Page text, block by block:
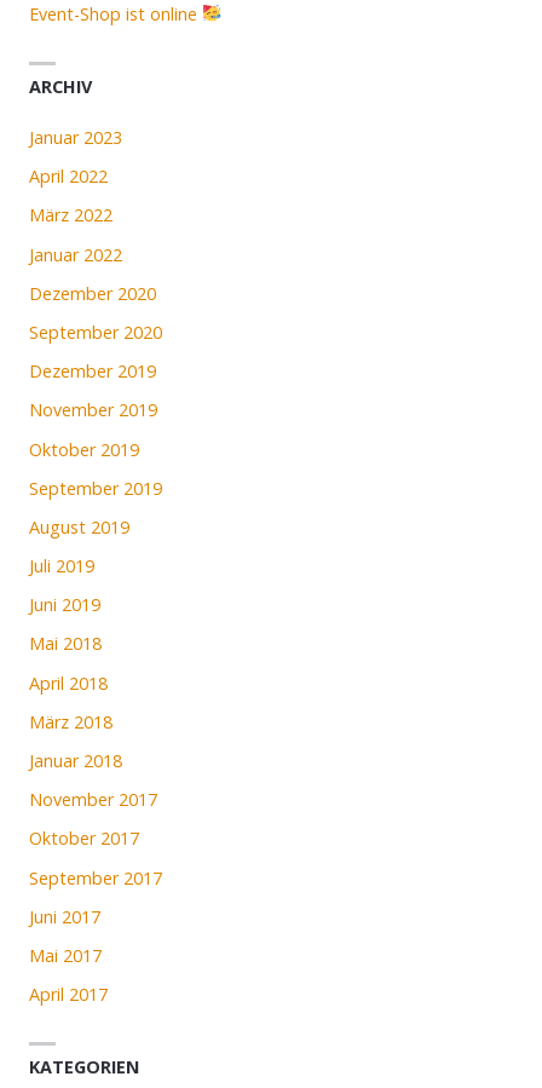
Event-Shop ist online
ARCHIV
Januar 2023
April 2022
März 2022
Januar 2022
Dezember 2020
September 2020
Dezember 2019
November 2019
Oktober 2019
September 2019
August 2019
Juli 2019
Juni 2019
Mai 2018
April 2018
März 2018
Januar 2018
November 2017
Oktober 2017
September 2017
Juni 2017
Mai 2017
April 2017
KATEGORIEN